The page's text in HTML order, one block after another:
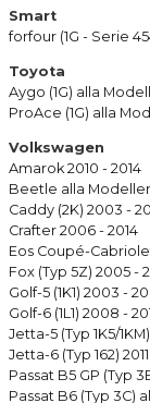
Smart
forfour (1G - Serie
Toyota
Aygo (1G) alla
ProAce (1G) alla
Volkswagen
Amarok 2010 - 2014
Beetle alla Modeller
Caddy (2K) 2003 -
Crafter 2006 - 2014
Eos Coupé-
Fox (Typ 5Z) 2005 -
Golf-5 (1K1) 2003 -
Golf-6 (1L1) 2008 -
Jetta-5 (Typ 1K5/
Jetta-6 (Typ 162)
Passat B5 GP (Typ
Passat B6 (Typ 3C)